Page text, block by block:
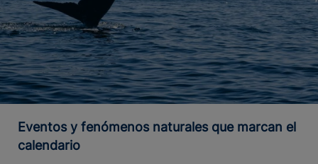
Eventos y fenómenos naturales que marcan el
calendario